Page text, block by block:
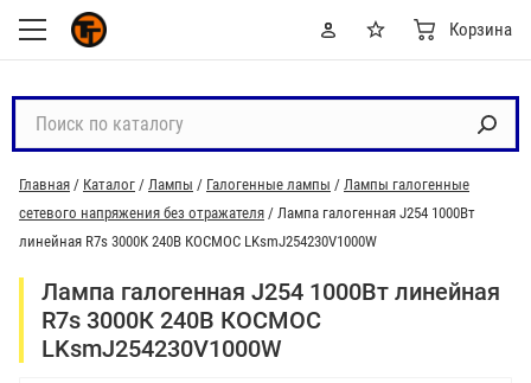
Корзина
с
к
п
о
т
Главная / Каталог / Лампы / Галогенные лампы / Лампы галогенные
сетевого напряжения без отражателя / Лампа галогенная J254 1000Вт
линейная R7s 3000К 240В КОСМОС LKsmJ254230V1000W
Лампа галогенная J254 1000Вт линейная
R7s 3000К 240В КОСМОС
LKsmJ254230V1000W